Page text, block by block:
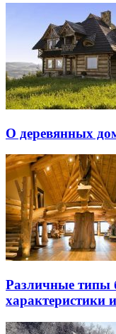
О деревянных
Различные типы
характеристики